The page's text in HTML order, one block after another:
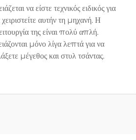
να είστε τεχνικός ειδικός για
αυτήν τη μηχανή. Η
της είναι πολύ απλή.
μόνο λίγα λεπτά για να
μέγεθος και στυλ τσάντας.